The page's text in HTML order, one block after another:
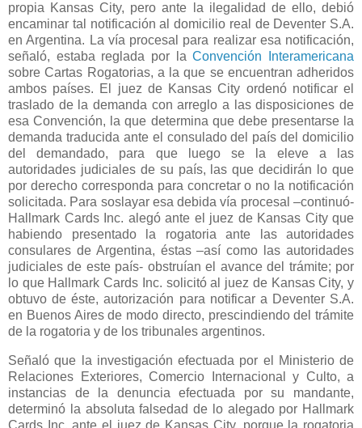
propia Kansas City, pero ante la ilegalidad de ello, debió
encaminar tal notificación al domicilio real de Deventer S.A.
en Argentina. La vía procesal para realizar esa notificación,
señaló, estaba reglada por
laConvención Interamericana
sobre Cartas Rogatorias, a la que se encuentran adheridos
ambos países. El juez de Kansas City ordenó notificar el
traslado de la demanda con arreglo a las disposiciones de
esa Convención, la que determina que debe presentarse la
demanda traducida ante el consulado del país del domicilio
del demandado, para que luego se la eleve a las
autoridades judiciales de su país, las que decidirán lo que
por derecho corresponda para concretar o no la notificación
solicitada. Para soslayar esa debida vía procesal –continuó-
Hallmark Cards Inc. alegó ante el juez de Kansas City que
habiendo presentado la rogatoria ante las autoridades
consulares de Argentina, éstas –así como las autoridades
judiciales de este país- obstruían el avance del trámite; por
lo que Hallmark Cards Inc. solicitó al juez de Kansas City, y
obtuvo de éste, autorización para notificar a Deventer S.A.
en Buenos Aires de modo directo, prescindiendo del trámite
de la rogatoria y de los tribunales argentinos.
Señaló que la investigación efectuada por el Ministerio de
Relaciones Exteriores, Comercio Internacional y Culto, a
instancias de la denuncia efectuada por su mandante,
determinó la absoluta falsedad de lo alegado por Hallmark
Cards Inc. ante el juez de Kansas City, porque la rogatoria